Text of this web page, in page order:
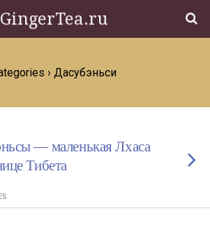
GingerTea.ru
› Дасубэньси
― маленькая Лхаса
Тибета